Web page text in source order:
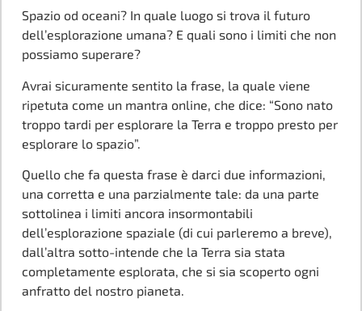
Spazio od oceani? In quale luogo si trova il futuro
dell’esplorazione umana? E quali sono i limiti che non
possiamo superare?
Avrai sicuramente sentito la frase, la quale viene
ripetuta come un mantra online, che dice: “Sono nato
troppo tardi per esplorare la Terra e troppo presto per
esplorare lo spazio”.
Quello che fa questa frase è darci due informazioni,
una corretta e una parzialmente tale: da una parte
sottolinea i limiti ancora insormontabili
dell’esplorazione spaziale (di cui parleremo a breve),
dall’altra sotto-intende che la Terra sia stata
completamente esplorata, che si sia scoperto ogni
anfratto del nostro pianeta.